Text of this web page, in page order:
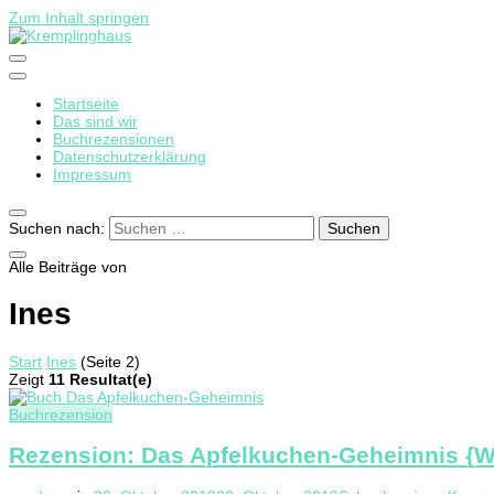
Zum Inhalt springen
Kremplinghaus
Startseite
Das sind wir
Buchrezensionen
Datenschutzerklärung
Impressum
Suchen nach:
Alle Beiträge von
Ines
Start Ines (Seite 2)
Zeigt 11 Resultat(e)
Buchrezension
Rezension: Das Apfelkuchen-Geheimnis